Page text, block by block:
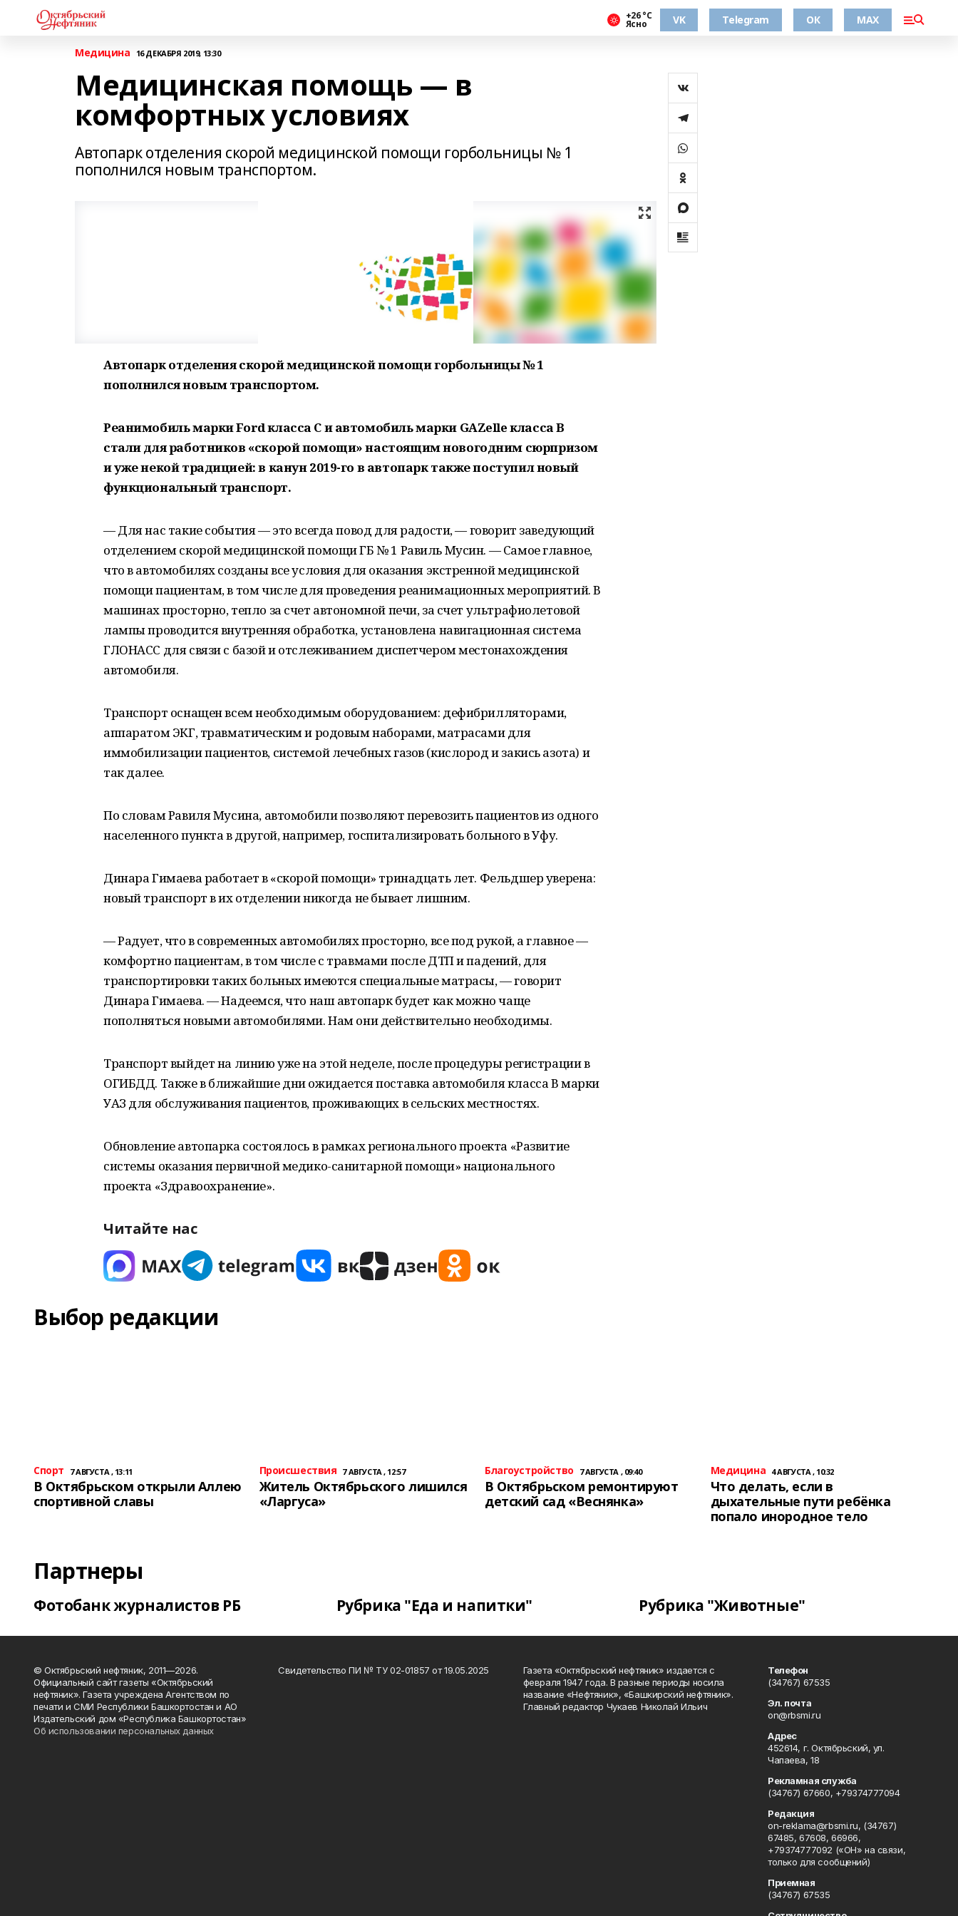
+26 °С
Ясно VK Telegram ОК MAX
Медицина 16 ДЕКАБРЯ 2019, 13:30
Медицинская помощь — в
комфортных условиях
Автопарк отделения скорой медицинской помощи горбольницы № 1
пополнился новым транспортом.
Автопарк отделения скорой медицинской помощи горбольницы № 1
пополнился новым транспортом.
Реанимобиль марки Ford класса С и автомобиль марки GAZelle класса В
стали для работников «скорой помощи» настоящим новогодним сюрпризом
и уже некой традицией: в канун 2019-го в автопарк также поступил новый
функциональный транспорт.
— Для нас такие события — это всегда повод для радости, — говорит заведующий
отделением скорой медицинской помощи ГБ № 1 Равиль Мусин. — Самое главное,
что в автомобилях созданы все условия для оказания экстренной медицинской
помощи пациентам, в том числе для проведения реанимационных мероприятий. В
машинах просторно, тепло за счет автономной печи, за счет ультрафиолетовой
лампы проводится внутренняя обработка, установлена навигационная система
ГЛОНАСС для связи с базой и отслеживанием диспетчером местонахождения
автомобиля.
Транспорт оснащен всем необходимым оборудованием: дефибрилляторами,
аппаратом ЭКГ, травматическим и родовым наборами, матрасами для
иммобилизации пациентов, системой лечебных газов (кислород и закись азота) и
так далее.
По словам Равиля Мусина, автомобили позволяют перевозить пациентов из одного
населенного пункта в другой, например, госпитализировать больного в Уфу.
Динара Гимаева работает в «скорой помощи» тринадцать лет. Фельдшер уверена:
новый транспорт в их отделении никогда не бывает лишним.
— Радует, что в современных автомобилях просторно, все под рукой, а главное —
комфортно пациентам, в том числе с травмами после ДТП и падений, для
транспортировки таких больных имеются специальные матрасы, — говорит
Динара Гимаева. — Надеемся, что наш автопарк будет как можно чаще
пополняться новыми автомобилями. Нам они действительно необходимы.
Транспорт выйдет на линию уже на этой неделе, после процедуры регистрации в
ОГИБДД. Также в ближайшие дни ожидается поставка автомобиля класса В марки
УАЗ для обслуживания пациентов, проживающих в сельских местностях.
Обновление автопарка состоялось в рамках регионального проекта «Развитие
системы оказания первичной медико-санитарной помощи» национального
проекта «Здравоохранение».
Читайте нас
Выбор редакции
Спорт 7 АВГУСТА , 13:11
В Октябрьском открыли Аллею
спортивной славы
Происшествия 7 АВГУСТА , 12:57
Житель Октябрьского лишился
«Ларгуса»
Благоустройство 7 АВГУСТА , 09:40
В Октябрьском ремонтируют
детский сад «Веснянка»
Медицина 4 АВГУСТА , 10:32
Что делать, если в
дыхательные пути ребёнка
попало инородное тело
Партнеры
Фотобанк журналистов РБ Рубрика "Еда и напитки" Рубрика "Животные"
© Октябрьский нефтяник, 2011—2026.
Официальный сайт газеты «Октябрьский
нефтяник». Газета учреждена Агентством по
печати и СМИ Республики Башкортостан и АО
Издательский дом «Республика Башкортостан»
Об использовании персональных данных
Свидетельство ПИ № ТУ 02-01857 от 19.05.2025
Газета «Октябрьский нефтяник» издается с
февраля 1947 года. В разные периоды носила
название «Нефтяник», «Башкирский нефтяник».
Главный редактор Чукаев Николай Ильич
Телефон
(34767) 67535
Эл. почта
on@rbsmi.ru
Адрес
452614, г. Октябрьский, ул.
Чапаева, 18
Рекламная служба
(34767) 67660, +79374777094
Редакция
on-reklama@rbsmi.ru, (34767)
67485, 67608, 66966,
+79374777092 («ОН» на связи,
только для сообщений)
Приемная
(34767) 67535